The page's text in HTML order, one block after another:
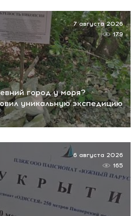
город у моря?
уникальную экспедицию
7 августа 2026
179
6 августа 2026
165